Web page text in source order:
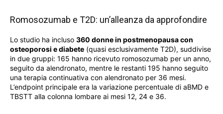
Romosozumab e T2D: un’alleanza da approfondire
Lo studio ha incluso 360 donne in postmenopausa con
osteoporosi e diabete (quasi esclusivamente T2D), suddivise
in due gruppi: 165 hanno ricevuto romosozumab per un anno,
seguito da alendronato, mentre le restanti 195 hanno seguito
una terapia continuativa con alendronato per 36 mesi.
L’endpoint principale era la variazione percentuale di aBMD e
TBSTT alla colonna lombare ai mesi 12, 24 e 36.